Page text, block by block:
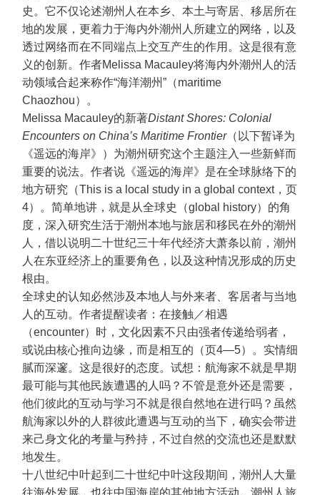
史。它不仅论述潮州人在本乡、本土与寄居、移居所在
地的发展，更着力于海内外潮州人所建立的网络，以及
透过网络而在不同端点上交互产生的作用。这是很有意
义的创新。作者Melissa Macauley将海内外潮州人的活
动领域合起来称作“海洋潮州”（maritime
Chaozhou）。
Melissa Macauley的新著Distant Shores: Colonial
Encounters on China’s Maritime Frontier（以下暂译为
《遥远的海岸》）为潮州研究这个主题注入一些新鲜而
重要的说法。作者说《遥远的海岸》是在全球脉络下的
地方研究（This is a local study in a global context，页
4）。简单地讲，就是从全球史（global history）的角
度，深入研究生活于潮州本地与旅居和移民在外的潮州
人，借以说明二十世纪三十年代经济大萧条以前，潮州
人在东亚经济上的重要角色，以及这种情况形成的历史
根由。
全球史的认知必然涉及本地人与外来者、客居者与当地
人的互动。作者提醒读者：在接触／相遇
（encounter）时，文化因素不只由强者传递给弱者，
或说由核心推向边缘，而是相互的（页4—5）。实情细
腻而深邃。这是很好的态度。试想：航海家不就是早期
最可能与其他民族遭遇的人吗？不管是意外还是需要，
他们彼此的互动与学习不就是很自然地在进行吗？虽然
航海家以外的人群彼此遭遇与互动的当下，确实会带进
来己身文化的考量与矜持，不过自然的交流也还是默默
地发生。
十八世纪中叶起到二十世纪中叶这段期间，潮州人大量
往海外发展，也往中国海岸的其他地方活动。潮州人旅